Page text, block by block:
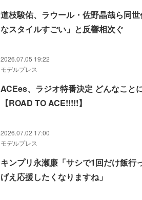
道枝駿佑、ラウール・佐野晶哉ら同
なスタイルすごい」と反響相次ぐ
2026.07.05 19:22
モデルプレス
ACEes、ラジオ特番決定 どんなこと
【ROAD TO ACE!!!!!】
2026.07.02 17:00
モデルプレス
キンプリ永瀬廉「サシで1回だけ飯行
げえ応援したくなりますね」